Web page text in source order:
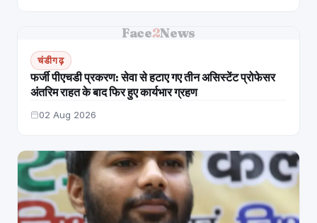
Face2News
चंडीगढ़
फर्जी पीएचडी प्रकरण: सेवा से हटाए गए तीन असिस्टेंट प्रोफेसर
अंतरिम राहत के बाद फिर हुए कार्यभार ग्रहण
02 Aug 2026